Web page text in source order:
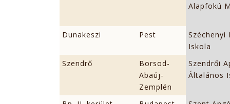
Alapfokú
Dunakeszi Pest
Széchenyi
Iskola
Szendrő
Borsod-
Abaúj-
Zemplén
Szendrői
Általános